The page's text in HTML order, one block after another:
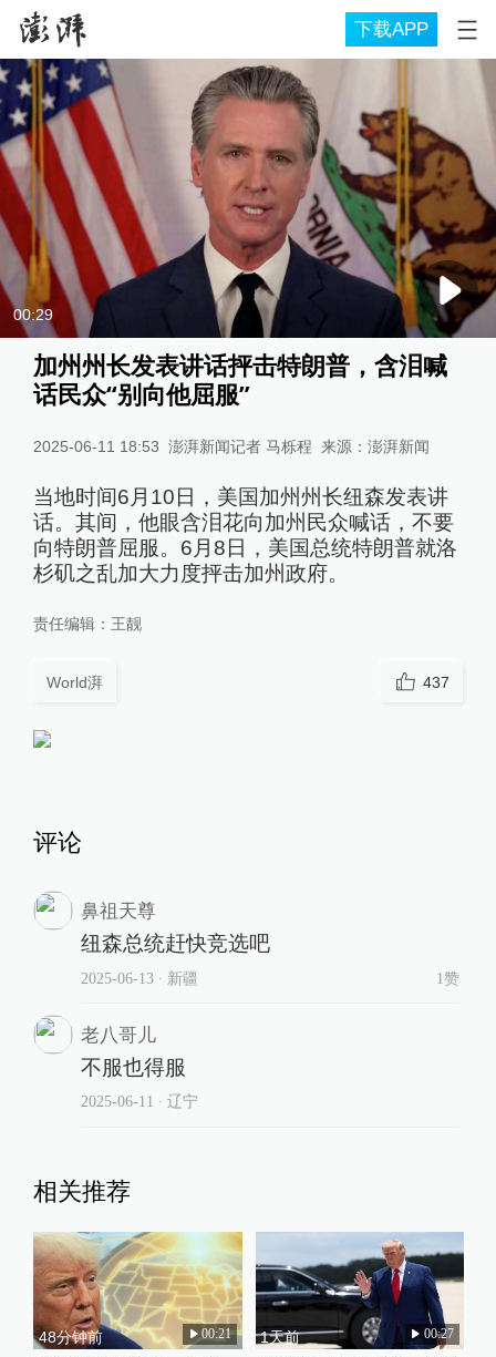
下载APP
00:29
加州州长发表讲话抨击特朗普，含泪喊
话民众“别向他屈服”
2025-06-11 18:53 澎湃新闻记者 马栎程 来源： 澎湃新闻
当地时间6月10日，美国加州州长纽森发表讲
话。其间，他眼含泪花向加州民众喊话，不要
向特朗普屈服。6月8日，美国总统特朗普就洛
杉矶之乱加大力度抨击加州政府。
责任编辑： 王靓
World湃 437
评论
鼻祖天尊
纽森总统赶快竞选吧
2025-06-13∙ 新疆 1赞
老八哥儿
不服也得服
2025-06-11 ∙ 辽宁
相关推荐
48分钟前 00:21 1天前 00:27